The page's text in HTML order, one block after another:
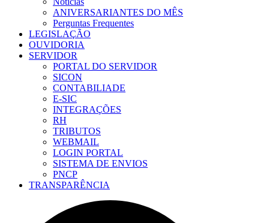
ANIVERSARIANTES DO MÊS
Perguntas Frequentes
LEGISLAÇÃO
OUVIDORIA
SERVIDOR
PORTAL DO SERVIDOR
SICON
CONTABILIADE
E-SIC
INTEGRAÇÕES
RH
TRIBUTOS
WEBMAIL
LOGIN PORTAL
SISTEMA DE ENVIOS
PNCP
TRANSPARÊNCIA